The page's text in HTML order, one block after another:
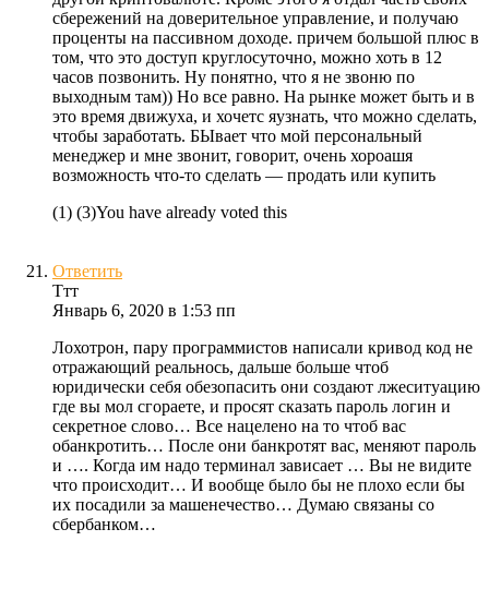
сбережений на доверительное управление, и получаю
проценты на пассивном доходе. причем большой плюс в
том, что это доступ круглосуточно, можно хоть в 12
часов позвонить. Ну понятно, что я не звоню по
выходным там)) Но все равно. На рынке может быть и в
это время движуха, и хочетс яузнать, что можно сделать,
чтобы заработать. БЫвает что мой персональный
менеджер и мне звонит, говорит, очень хороашя
возможность что-то сделать — продать или купить
(1) (3)You have already voted this
Ответить
Ттт
Январь 6, 2020 в 1:53 пп
Лохотрон, пару программистов написали кривод код не
отражающий реальнось, дальше больше чтоб
юридически себя обезопасить они создают лжеситуацию
где вы мол сгораете, и просят сказать пароль логин и
секретное слово… Все нацелено на то чтоб вас
обанкротить… После они банкротят вас, меняют пароль
и …. Когда им надо терминал зависает … Вы не видите
что происходит… И вообще было бы не плохо если бы
их посадили за машенечество… Думаю связаны со
сбербанком…